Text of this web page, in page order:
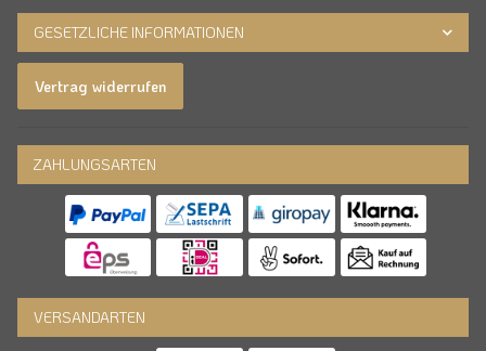
GESETZLICHE INFORMATIONEN
Vertrag widerrufen
ZAHLUNGSARTEN
VERSANDARTEN